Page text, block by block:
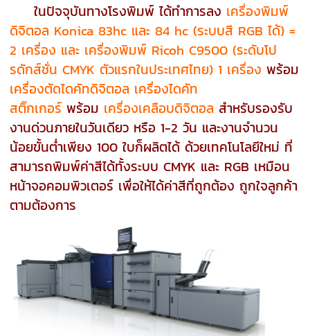
ในปัจจุบันทางโรงพิมพ์ ได้ทำการลง เครื่องพิมพ์
ดิจิตอล Konica 83hc และ 84 hc (ระบบสี RGB ได้) =
2 เครื่อง และ เครื่องพิมพ์ Ricoh C9500 (ระดับโป
รดักส์ชั่น CMYK ตัวแรกในประเทศไทย) 1 เครื่อง พร้อม
เครื่องตัดไดคัทดิจิตอล เครื่องไดคัท
สติ๊กเกอร์พร้อม เครื่องเคลือบดิจิตอล สำหรับรองรับ
งานด่วนภายในวันเดียว หรือ 1-2 วัน และงานจำนวน
น้อยขั้นต่ำเพียง 100 ใบก็ผลิตได้ ด้วยเทคโนโลยีใหม่ ที่
สามารถพิมพ์ค่าสีได้ทั้งระบบ CMYK และ RGB เหมือน
หน้าจอคอมพิวเตอร์ เพื่อให้ได้ค่าสีที่ถูกต้อง ถูกใจลูกค้า
ตามต้องการ